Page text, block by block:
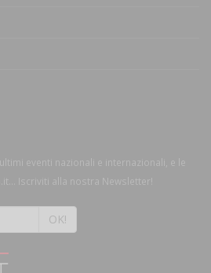
eventi nazionali e internazionali, e le
Iscriviti alla nostra Newsletter!
OK!